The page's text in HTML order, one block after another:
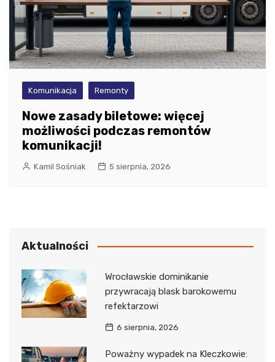
Komunikacja Remonty
Nowe zasady biletowe: więcej
możliwości podczas remontów
komunikacji!
Kamil Sośniak 5 sierpnia, 2026
Aktualności
Wrocławskie dominikanie
przywracają blask barokowemu
refektarzowi
6 sierpnia, 2026
Poważny wypadek na Kleczkowie: